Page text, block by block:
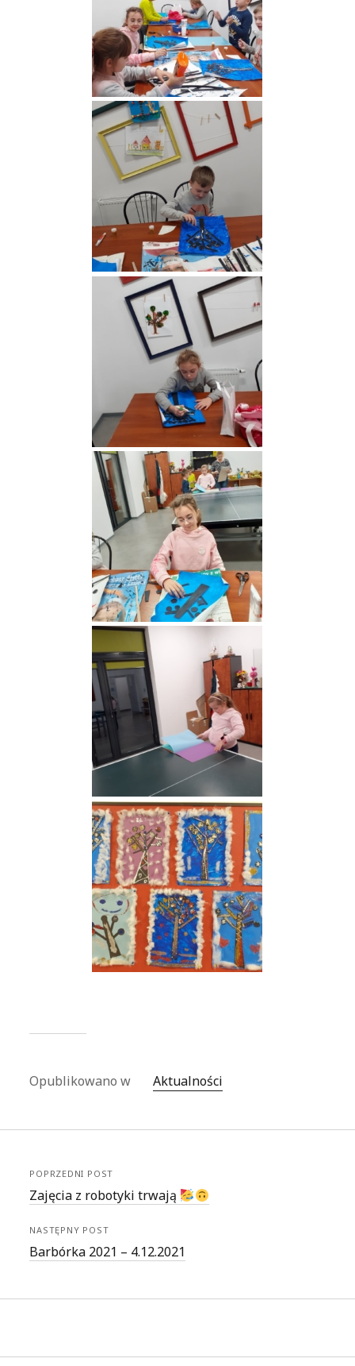
Opublikowano w Aktualności
POPRZEDNI POST
Zajęcia z robotyki trwają
NASTĘPNY POST
Barbórka 2021 – 4.12.2021